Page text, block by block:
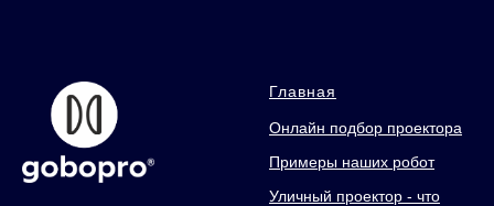
Главная
Онлайн подбор проектора
Примеры наших робот
Уличный проектор - что